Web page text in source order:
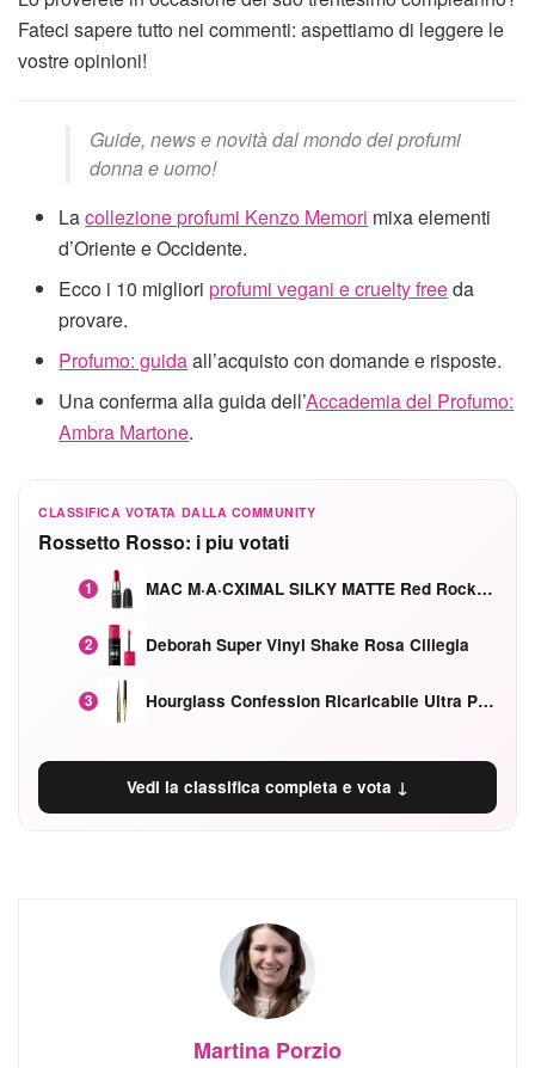
Fateci sapere tutto nei commenti: aspettiamo di leggere le
vostre opinioni!
Guide, news e novità dal mondo dei profumi
donna e uomo!
Lacollezione profumi Kenzo Memori mixa elementi
d’Oriente e Occidente.
Ecco i 10 miglioriprofumi vegani e cruelty freeda
provare.
Profumo: guidaall’acquisto con domande e risposte.
Una conferma alla guida dell’Accademia del Profumo:
Ambra Martone.
CLASSIFICA VOTATA DALLA COMMUNITY
Rossetto Rosso: i piu votati
1 MAC M·A·CXIMAL SILKY MATTE Red Rock mat
2 Deborah Super Vinyl Shake Rosa Ciliegia
3 Hourglass Confession Ricaricabile Ultra Preciso Ad Alta Intensità Secretly Classic Red
Vedi la classifica completa e vota ↓
Martina Porzio